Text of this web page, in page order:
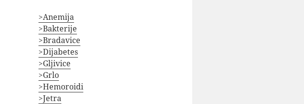
>Anemija
>Bakterije
>Bradavice
>Dijabetes
>Gljivice
>Grlo
>Hemoroidi
>Jetra